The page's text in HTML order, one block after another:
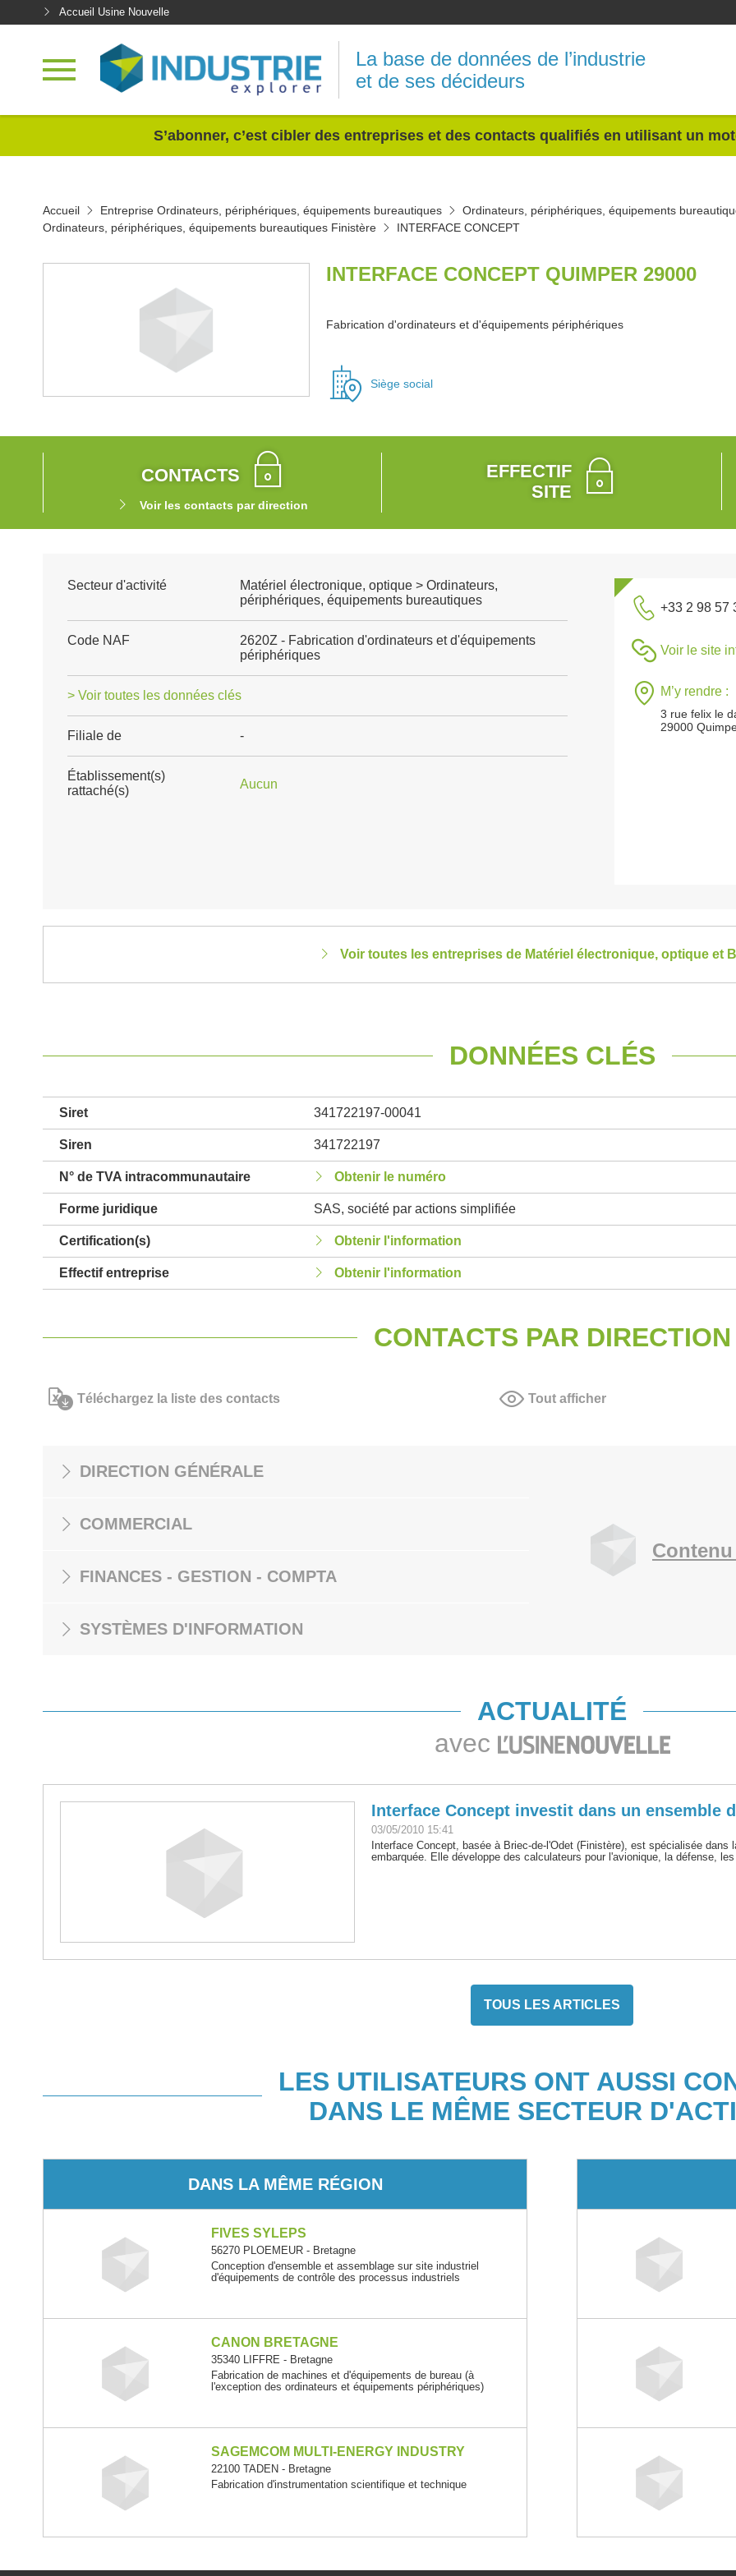
Accueil Usine Nouvelle
La base de données de l’industrie
et de ses décideurs
S’abonner, c’est cibler des entreprises et des contacts qualifiés en utilisant un
Accueil Entreprise Ordinateurs, périphériques, équipements bureautiques
Ordinateurs, périphériques, équipements
Ordinateurs, périphériques, équipements bureautiques Finistère
INTERFACE CONCEPT
INTERFACE CONCEPT QUIMPER 29000
Fabrication d'ordinateurs et d'équipements périphériques
Siège social
CONTACTS
Voir les contacts par direction
EFFECTIF
SITE
Secteur d'activité
Matériel électronique, optique > Ordinateurs,
périphériques, équipements bureautiques
Code NAF
2620Z - Fabrication d'ordinateurs et d'équipements
périphériques
> Voir toutes les données clés
Filiale de -
Établissement(s)
rattaché(s)
Aucun
+33 2 98 57
Voir le site
M’y rendre :
3 rue felix le
29000
Voir toutes les entreprises de Matériel électronique, optique et
DONNÉES CLÉS
Siret 341722197-00041
Siren 341722197
N° de TVA intracommunautaire Obtenir le numéro
Forme juridique SAS, société par actions simplifiée
Certification(s) Obtenir l'information
Effectif entreprise Obtenir l'information
CONTACTS PAR DIRECTION
Téléchargez la liste des contacts Tout afficher
DIRECTION GÉNÉRALE
COMMERCIAL
FINANCES - GESTION - COMPTA
SYSTÈMES D'INFORMATION
ACTUALITÉ
avec
Interface Concept investit dans un ensemble
03/05/2010 15:41
Interface Concept, basée à Briec-de-l'Odet (Finistère), est spécialisée
embarquée. Elle développe des calculateurs pour l'avionique, la défense,
TOUS LES ARTICLES
LES UTILISATEURS ONT AUSSI
DANS LE MÊME SECTEUR
DANS LA MÊME RÉGION
FIVES SYLEPS
56270 PLOEMEUR - Bretagne
Conception d'ensemble et assemblage sur site industriel
d'équipements de contrôle des processus industriels
CANON BRETAGNE
35340 LIFFRE - Bretagne
Fabrication de machines et d'équipements de bureau (à
l'exception des ordinateurs et équipements périphériques)
SAGEMCOM MULTI-ENERGY INDUSTRY
22100 TADEN - Bretagne
Fabrication d'instrumentation scientifique et technique